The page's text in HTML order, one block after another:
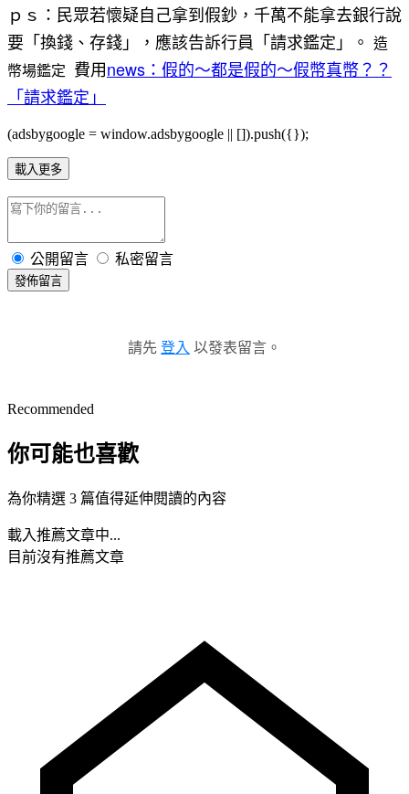
ｐｓ：民眾若懷疑自己拿到假鈔，千萬不能拿去銀行說
要「換錢、存錢」，應該告訴行員「請求鑑定」。
造
幣場鑑定
費用news：假的～都是假的～假幣真幣？？
「請求鑑定」
(adsbygoogle = window.adsbygoogle || []).push({});
載入更多
公開留言 私密留言
發佈留言
請先 登入 以發表留言。
Recommended
你可能也喜歡
為你精選 3 篇值得延伸閱讀的內容
載入推薦文章中...
目前沒有推薦文章